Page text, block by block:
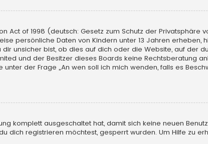
Act of 1998 (deutsch: Gesetz zum Schutz der Privatsphäre
persönliche Daten von Kindern unter 13 Jahren erheben,
unsicher bist, ob dies auf dich oder die Website, auf der
und der Besitzer dieses Boards keine Rechtsberatung
der Frage „An wen soll ich mich wenden, falls es
komplett ausgeschaltet hat, damit sich keine neuen
dich registrieren möchtest, gesperrt wurden. Um Hilfe zu